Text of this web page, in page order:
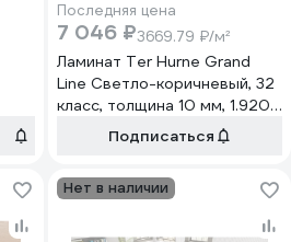
Последняя цена
7 046 ₽3669.79 ₽/м²
Ламинат Ter Hurne Grand
Line Светло-коричневый, 32
класс, толщина 10 мм, 1.920
кв.м 1101021577
Подписаться
Нет в наличии